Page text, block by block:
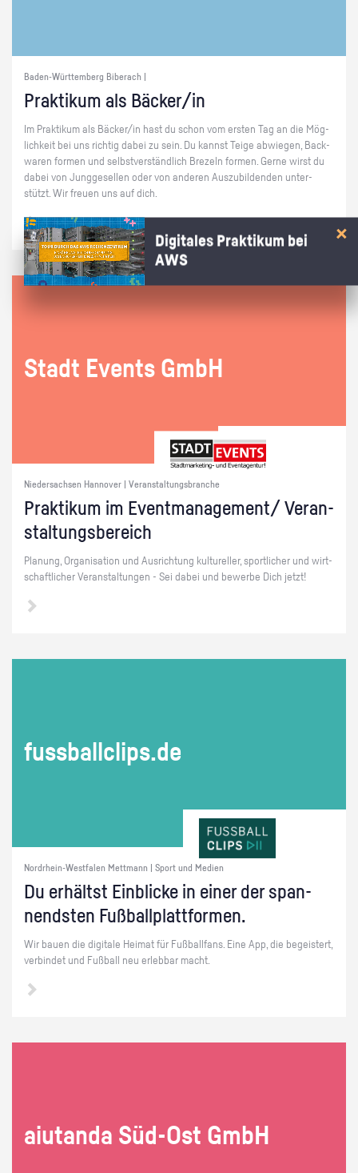
Baden-Württemberg Biberach |
Prak­ti­kum als Bä­cker/in
Im Prak­ti­kum als Bä­cker/in hast du schon vom ers­ten Tag an die Mög­
lich­keit bei uns rich­tig dabei zu sein. Du kannst Teige ab­wie­gen, Back­
wa­ren for­men und selbst­ver­ständ­lich Bre­zeln for­men. Gerne wirst du
dabei von Jung­ge­sel­len oder von an­de­ren Aus­zu­bil­den­den un­ter­
stützt. Wir freu­en uns auf dich.
Stadt Events GmbH
Niedersachsen Hannover | Veranstaltungsbranche
Prak­ti­kum im Event­ma­nage­ment/ Ver­an­
stal­tungs­be­reich
Pla­nung, Or­ga­ni­sa­ti­on und Aus­rich­tung kul­tu­rel­ler, sport­li­cher und wirt­
schaft­li­cher Ver­an­stal­tun­gen - Sei dabei und be­wer­be Dich jetzt!
fuss­ball­clips.de
Nordrhein-Westfalen Mettmann | Sport und Medien
Du er­hältst Ein­bli­cke in einer der span­
nends­ten Fuß­ball­platt­for­men.
Wir bauen die di­gi­ta­le Hei­mat für Fuß­ball­fans. Eine App, die be­geis­tert,
ver­bin­det und Fuß­ball neu er­leb­bar macht.
ai­utan­da Süd-Ost GmbH
Digitales Praktikum bei
AWS